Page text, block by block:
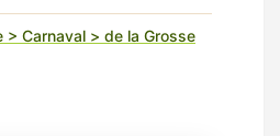
> Carnaval > de la Grosse